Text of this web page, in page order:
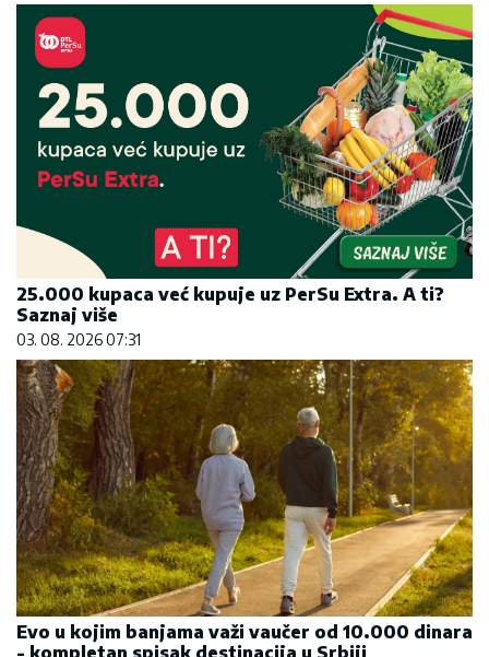
25.000 kupaca već kupuje uz PerSu Extra. A ti?
Saznaj više
03. 08. 2026 07:31
Evo u kojim banjama važi vaučer od 10.000 dinara
- kompletan spisak destinacija u Srbiji